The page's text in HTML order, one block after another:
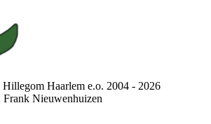
Haarlem e.o. 2004 - 2026
Frank Nieuwenhuizen